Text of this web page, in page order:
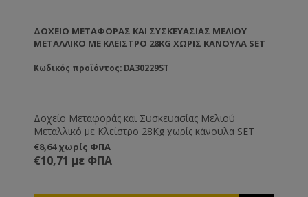
ΔΟΧΕΊΟ ΜΕΤΑΦΟΡΆΣ ΚΑΙ ΣΥΣΚΕΥΑΣΊΑΣ ΜΕΛΙΟΎ
ΜΕΤΑΛΛΙΚΌ ΜΕ ΚΛΕΊΣΤΡΟ 28KG ΧΩΡΊΣ ΚΆΝΟΥΛΑ SET
Κωδικός προϊόντος: DA30229ST
Δοχείο Μεταφοράς και Συσκευασίας Μελιού
Μεταλλικό με Κλείστρο 28Kg χωρίς κάνουλα SET
€8,64 χωρίς ΦΠΑ
€10,71 με ΦΠΑ